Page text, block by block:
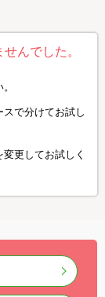
んでした。
で分けてお試し
更してお試しく